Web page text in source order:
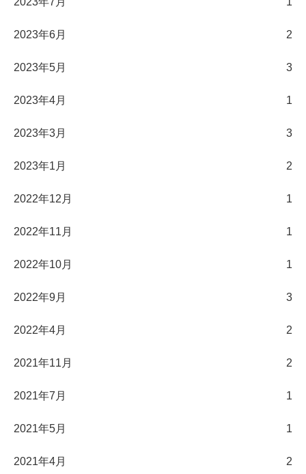
2023年6月 2
2023年5月 3
2023年4月 1
2023年3月 3
2023年1月 2
2022年12月 1
2022年11月 1
2022年10月 1
2022年9月 3
2022年4月 2
2021年11月 2
2021年7月 1
2021年5月 1
2021年4月 2